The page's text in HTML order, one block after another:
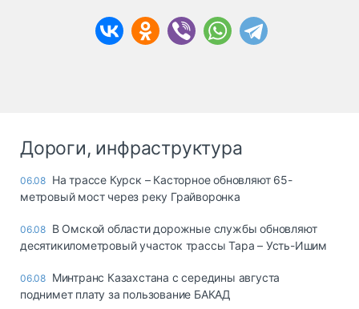
Дороги, инфраструктура
06.08 На трассе Курск – Касторное обновляют 65-
метровый мост через реку Грайворонка
06.08 В Омской области дорожные службы обновляют
десятикилометровый участок трассы Тара – Усть-Ишим
06.08 Минтранс Казахстана с середины августа
поднимет плату за пользование БАКАД